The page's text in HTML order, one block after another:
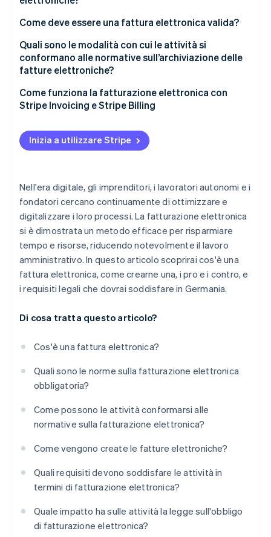
Pro
Contro
Come deve essere una fattura elettronica valida?
Quali sono le modalità con cui le attività si
conformano alle normative sull’archiviazione delle
fatture elettroniche?
Principali aspetti delle leggi sull’archiviazione delle
fatture elettroniche
Come funziona la fatturazione elettronica con
Stripe Invoicing e Stripe Billing
Inizia a utilizzare Stripe
Nell'era digitale, gli imprenditori, i lavoratori autonomi e i
fondatori cercano continuamente di ottimizzare e
digitalizzare i loro processi. La fatturazione elettronica
si è dimostrata un metodo efficace per risparmiare
tempo e risorse, riducendo notevolmente il lavoro
amministrativo. In questo articolo scoprirai cos'è una
fattura elettronica, come crearne una, i pro e i contro, e
i requisiti legali che dovrai soddisfare in Germania.
Di cosa tratta questo articolo?
Cos'è una fattura elettronica?
Quali sono le norme sulla fatturazione elettronica
obbligatoria?
Come possono le attività conformarsi alle
normative sulla fatturazione elettronica?
Come vengono create le fatture elettroniche?
Quali requisiti devono soddisfare le attività in
termini di fatturazione elettronica?
Quale impatto ha sulle attività la legge sull'obbligo
di fatturazione elettronica?